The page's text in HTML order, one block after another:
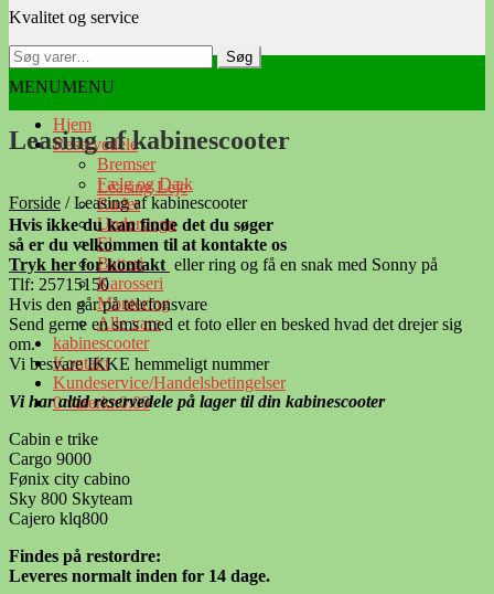
navigation
indhold
Kvalitet og service
Søg
efter:
Søg
MENUMENU
Hjem
Reservedele
Bremser
Fælg og Dæk
Ruder
Undervogn
El
Batteri
Karosseri
Montering
Alle vare
kabinescooter
Kontakt
Kundeservice/Handelsbetingelser
0 varerkr.0.00
Forside /Leasing af kabinescooter
Leasing af kabinescooter
Leasing Leje
Hvis ikke du kan finde det du søger
så er du velkommen til at kontakte os
Tryk her for kontakt eller ring og få en snak med Sonny på
Tlf: 25715150
Hvis den går på telefonsvare
Send gerne en sms med et foto eller en besked hvad det drejer sig
om.
Vi besvare IKKE hemmeligt nummer
Vi har altid reservedele på lager til din kabinescooter
Cabin e trike
Cargo 9000
Fønix city cabino
Sky 800 Skyteam
Cajero klq800
Findes på restordre:
Leveres normalt inden for 14 dage.